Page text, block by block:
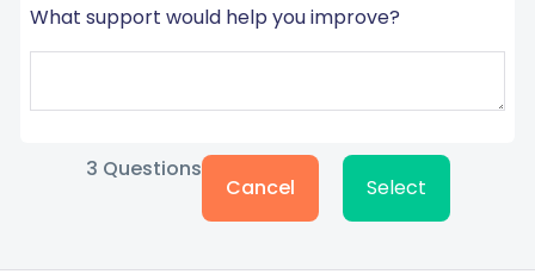
What support would help you improve?
3 Questions
Cancel Select